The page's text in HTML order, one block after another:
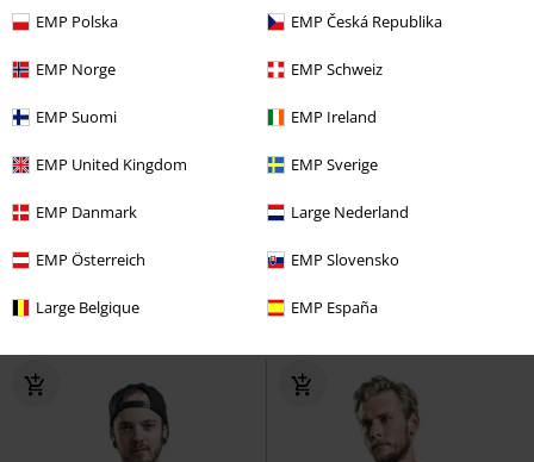
EMP Polska EMP Česká Republika
EMP Norge EMP Schweiz
EMP Suomi EMP Ireland
EMP United Kingdom EMP Sverige
EMP Danmark Large Nederland
EMP Österreich EMP Slovensko
Large Belgique EMP España
% Exkluzivní
Kč 409,00
Premium by EMP
Plus Size
Kč 759,00
Tričko